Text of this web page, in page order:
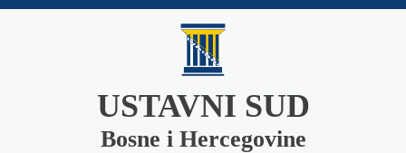
USTAVNI SUD
Bosne i Hercegovine